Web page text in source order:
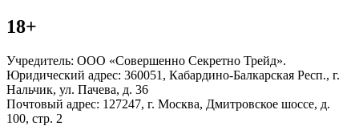
18+
Учредитель: ООО «Совершенно Секретно Трейд».
Юридический адрес: 360051, Кабардино-Балкарская Респ., г.
Нальчик, ул. Пачева, д. 36
Почтовый адрес: 127247, г. Москва, Дмитровское шоссе, д.
100, стр. 2